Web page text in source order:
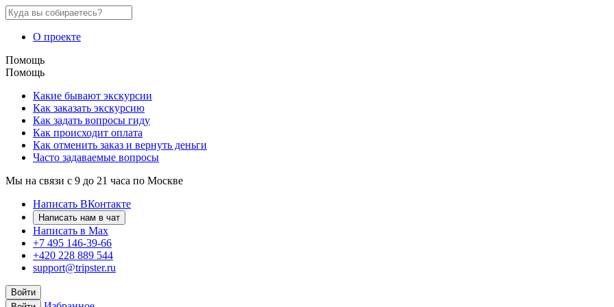
О проекте
Помощь
Помощь
Какие бывают экскурсии
Как заказать экскурсию
Как задать вопросы гиду
Как происходит оплата
Как отменить заказ и вернуть деньги
Часто задаваемые вопросы
Мы на связи с 9 до 21 часа по Москве
Написать ВКонтакте
Написать нам в чат
Написать в Max
+7 495 146-39-66
+420 228 889 544
support@tripster.ru
Войти